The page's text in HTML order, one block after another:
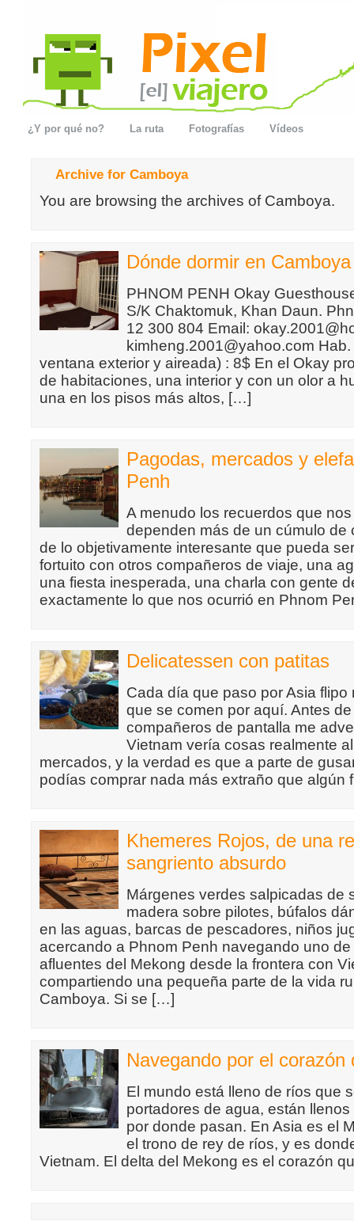
¿Y por qué no? La ruta Fotografías Vídeos
Archive for Camboya
You are browsing the archives of Camboya.
Dónde dormir en Camboya
PHNOM PENH Okay
S/K Chaktomuk, Khan Daun.
12 300 804 Email:
kimheng.2001@yahoo.com
ventana exterior y aireada) : 8$ En el Okay
de habitaciones, una interior y con un olor a
una en los pisos más altos, […]
Pagodas, mercados y
Penh
A menudo los recuerdos que
dependen más de un cúmulo de
de lo objetivamente interesante que pueda
fortuito con otros compañeros de viaje, una
una fiesta inesperada, una charla con gente
exactamente lo que nos ocurrió en Phnom
Delicatessen con patitas
Cada día que paso por Asia
que se comen por aquí. Antes
compañeros de pantalla me
Vietnam vería cosas realmente
mercados, y la verdad es que a parte de
podías comprar nada más extraño que algún
Khemeres Rojos, de una
sangriento absurdo
Márgenes verdes salpicadas de
madera sobre pilotes, búfalos
en las aguas, barcas de pescadores, niños
acercando a Phnom Penh navegando uno
afluentes del Mekong desde la frontera con
compartiendo una pequeña parte de la vida
Camboya. Si se […]
Navegando por el corazón
El mundo está lleno de ríos que
portadores de agua, están
por donde pasan. En Asia es el
el trono de rey de ríos, y es
Vietnam. El delta del Mekong es el corazón